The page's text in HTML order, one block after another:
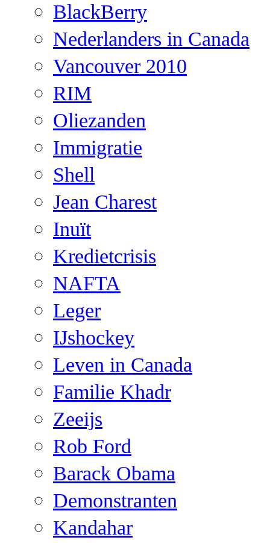
BlackBerry
Nederlanders in Canada
Vancouver 2010
RIM
Oliezanden
Immigratie
Shell
Jean Charest
Inuït
Kredietcrisis
NAFTA
Leger
IJshockey
Leven in Canada
Familie Khadr
Zeeijs
Rob Ford
Barack Obama
Demonstranten
Kandahar